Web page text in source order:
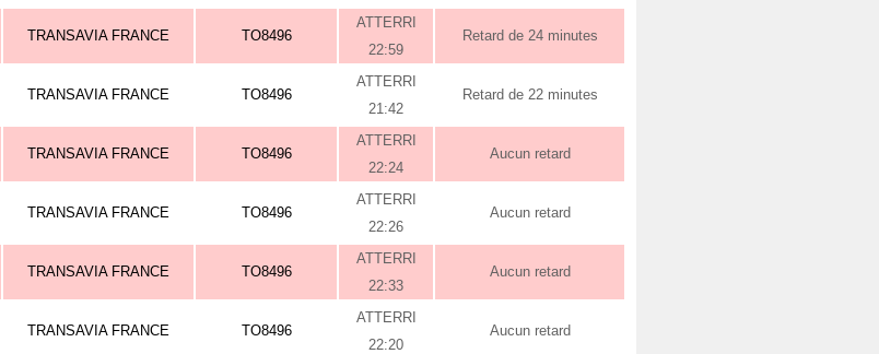
TRANSAVIA FRANCE TO8496
ATTERRI
22:59
Retard de 24 minutes
TRANSAVIA FRANCE TO8496
ATTERRI
21:42
Retard de 22 minutes
TRANSAVIA FRANCE TO8496
ATTERRI
22:24
Aucun retard
TRANSAVIA FRANCE TO8496
ATTERRI
22:26
Aucun retard
TRANSAVIA FRANCE TO8496
ATTERRI
22:33
Aucun retard
TRANSAVIA FRANCE TO8496
ATTERRI
22:20
Aucun retard